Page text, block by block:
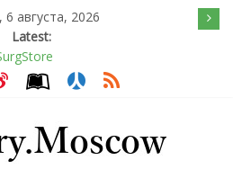
6 августа, 2026
Latest:
быть отверженным и
принцип работы и